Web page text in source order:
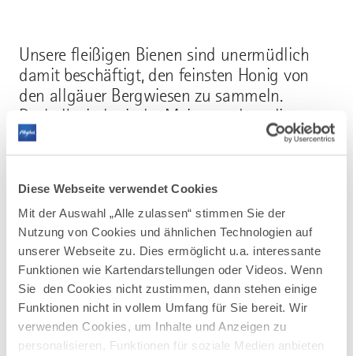
Diese Webseite verwendet Cookies
Mit der Auswahl „Alle zulassen“ stimmen Sie der
Nutzung von Cookies und ähnlichen Technologien auf
unserer Webseite zu. Dies ermöglicht u.a. interessante
Funktionen wie Kartendarstellungen oder Videos. Wenn
Sie den Cookies nicht zustimmen, dann stehen einige
Funktionen nicht in vollem Umfang für Sie bereit. Wir
verwenden Cookies, um Inhalte und Anzeigen zu
personalisieren, Funktionen für soziale Medien anbieten
Unsere fleißigen Bienen sind unermüdlich
damit beschäftigt, den feinsten Honig von
den allgäuer Bergwiesen zu sammeln.
Deshalb sind wir der Meinung, dass dieser
Honig auch eine ganz besondere Verpackung
Unser elegantes Designer-Glas in Form eines
Bienenkörpers enthält 260 g Honig, das wir
extra von einer Glasmanufaktur aus Italien
beziehen. Gemeinsam mit dem hochwertigen
Geschenkkarton in der Optik eines
Bienenkastens entsteht so eine elegante und
sichere Verpackung für unseren